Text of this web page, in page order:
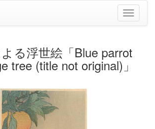
ナ
ビ
シ
る浮世絵「Blue parrot
tree (title not original)」